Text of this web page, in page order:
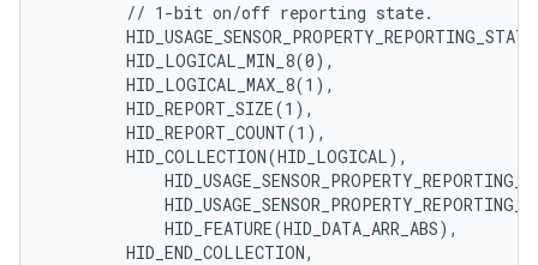
        // 1-bit on/off reporting state.
        HID_LOGICAL_MIN_8(0),
        HID_LOGICAL_MAX_8(1),
        HID_REPORT_SIZE(1),
        HID_REPORT_COUNT(1),
        HID_COLLECTION(HID_LOGICAL),
            HID_FEATURE(HID_DATA_ARR_ABS),
        HID_END_COLLECTION,